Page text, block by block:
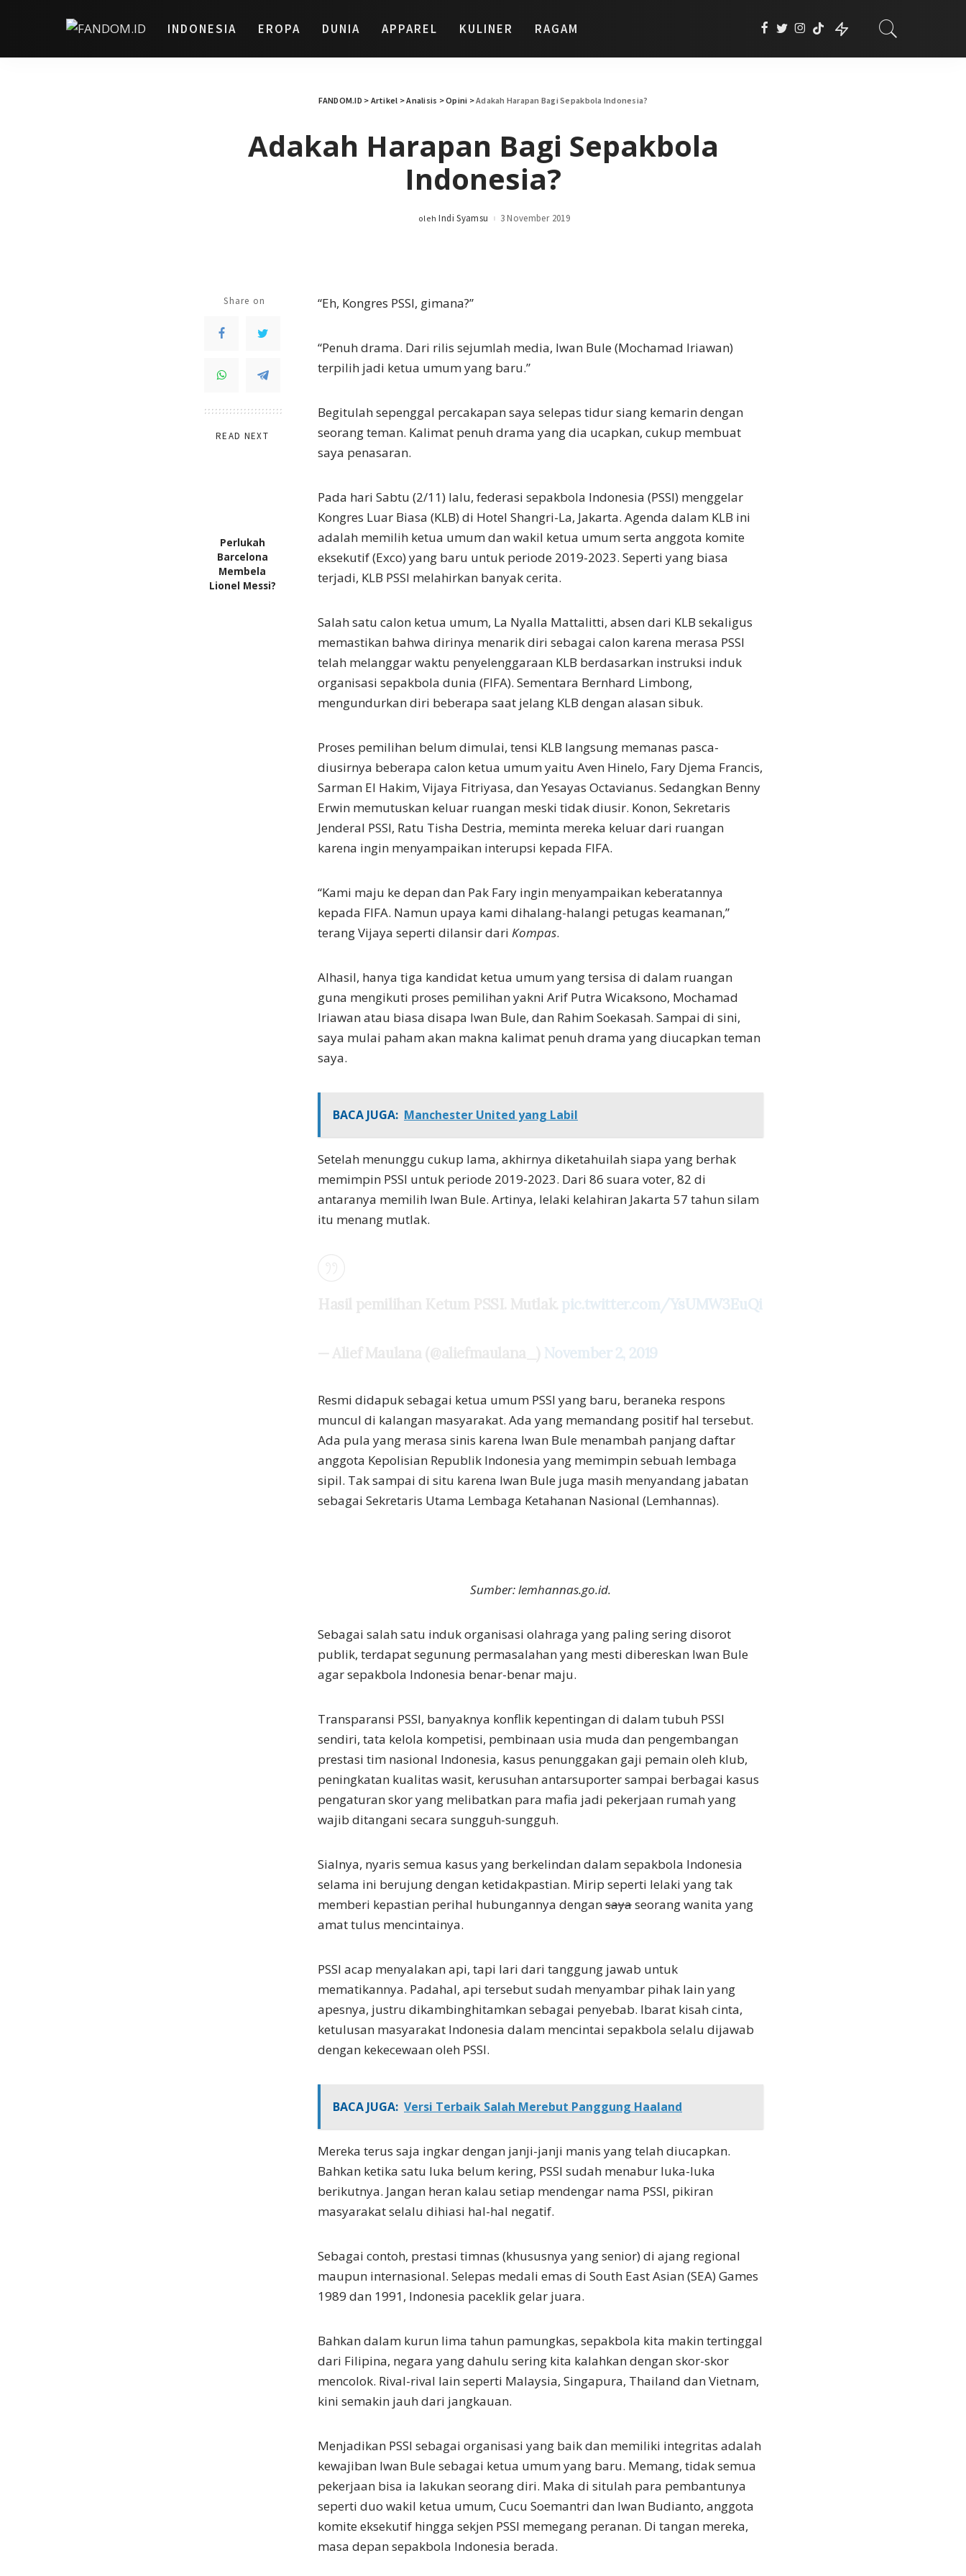
INDONESIA EROPA DUNIA APPAREL KULINER RAGAM
FANDOM.ID > Artikel >Analisis >Opini >Adakah Harapan Bagi Sepakbola Indonesia?
Adakah Harapan Bagi Sepakbola
Indonesia?
Posted
oleh Indi Syamsu 3 November 2019
Share on
READ NEXT
Perlukah
Barcelona
Membela
Lionel Messi?
“Eh, Kongres PSSI, gimana?”
“Penuh drama. Dari rilis sejumlah media, Iwan Bule (Mochamad Iriawan)
terpilih jadi ketua umum yang baru.”
Begitulah sepenggal percakapan saya selepas tidur siang kemarin dengan
seorang teman. Kalimat penuh drama yang dia ucapkan, cukup membuat
saya penasaran.
Pada hari Sabtu (2/11) lalu, federasi sepakbola Indonesia (PSSI) menggelar
Kongres Luar Biasa (KLB) di Hotel Shangri-La, Jakarta. Agenda dalam KLB ini
adalah memilih ketua umum dan wakil ketua umum serta anggota komite
eksekutif (Exco) yang baru untuk periode 2019-2023. Seperti yang biasa
terjadi, KLB PSSI melahirkan banyak cerita.
Salah satu calon ketua umum, La Nyalla Mattalitti, absen dari KLB sekaligus
memastikan bahwa dirinya menarik diri sebagai calon karena merasa PSSI
telah melanggar waktu penyelenggaraan KLB berdasarkan instruksi induk
organisasi sepakbola dunia (FIFA). Sementara Bernhard Limbong,
mengundurkan diri beberapa saat jelang KLB dengan alasan sibuk.
Proses pemilihan belum dimulai, tensi KLB langsung memanas pasca-
diusirnya beberapa calon ketua umum yaitu Aven Hinelo, Fary Djema Francis,
Sarman El Hakim, Vijaya Fitriyasa, dan Yesayas Octavianus. Sedangkan Benny
Erwin memutuskan keluar ruangan meski tidak diusir. Konon, Sekretaris
Jenderal PSSI, Ratu Tisha Destria, meminta mereka keluar dari ruangan
karena ingin menyampaikan interupsi kepada FIFA.
“Kami maju ke depan dan Pak Fary ingin menyampaikan keberatannya
kepada FIFA. Namun upaya kami dihalang-halangi petugas keamanan,”
terang Vijaya seperti dilansir dari Kompas.
Alhasil, hanya tiga kandidat ketua umum yang tersisa di dalam ruangan
guna mengikuti proses pemilihan yakni Arif Putra Wicaksono, Mochamad
Iriawan atau biasa disapa Iwan Bule, dan Rahim Soekasah. Sampai di sini,
saya mulai paham akan makna kalimat penuh drama yang diucapkan teman
saya.
BACA JUGA: Manchester United yang Labil
Setelah menunggu cukup lama, akhirnya diketahuilah siapa yang berhak
memimpin PSSI untuk periode 2019-2023. Dari 86 suara voter, 82 di
antaranya memilih Iwan Bule. Artinya, lelaki kelahiran Jakarta 57 tahun silam
itu menang mutlak.
pic.twitter.com/YsUMW3EuQi
November 2, 2019
Resmi didapuk sebagai ketua umum PSSI yang baru, beraneka respons
muncul di kalangan masyarakat. Ada yang memandang positif hal tersebut.
Ada pula yang merasa sinis karena Iwan Bule menambah panjang daftar
anggota Kepolisian Republik Indonesia yang memimpin sebuah lembaga
sipil. Tak sampai di situ karena Iwan Bule juga masih menyandang jabatan
sebagai Sekretaris Utama Lembaga Ketahanan Nasional (Lemhannas).
Sumber: lemhannas.go.id.
Sebagai salah satu induk organisasi olahraga yang paling sering disorot
publik, terdapat segunung permasalahan yang mesti dibereskan Iwan Bule
agar sepakbola Indonesia benar-benar maju.
Transparansi PSSI, banyaknya konflik kepentingan di dalam tubuh PSSI
sendiri, tata kelola kompetisi, pembinaan usia muda dan pengembangan
prestasi tim nasional Indonesia, kasus penunggakan gaji pemain oleh klub,
peningkatan kualitas wasit, kerusuhan antarsuporter sampai berbagai kasus
pengaturan skor yang melibatkan para mafia jadi pekerjaan rumah yang
wajib ditangani secara sungguh-sungguh.
Sialnya, nyaris semua kasus yang berkelindan dalam sepakbola Indonesia
selama ini berujung dengan ketidakpastian. Mirip seperti lelaki yang tak
memberi kepastian perihal hubungannya dengansayaseorang wanita yang
amat tulus mencintainya.
PSSI acap menyalakan api, tapi lari dari tanggung jawab untuk
mematikannya. Padahal, api tersebut sudah menyambar pihak lain yang
apesnya, justru dikambinghitamkan sebagai penyebab. Ibarat kisah cinta,
ketulusan masyarakat Indonesia dalam mencintai sepakbola selalu dijawab
dengan kekecewaan oleh PSSI.
BACA JUGA: Versi Terbaik Salah Merebut Panggung Haaland
Mereka terus saja ingkar dengan janji-janji manis yang telah diucapkan.
Bahkan ketika satu luka belum kering, PSSI sudah menabur luka-luka
berikutnya. Jangan heran kalau setiap mendengar nama PSSI, pikiran
masyarakat selalu dihiasi hal-hal negatif.
Sebagai contoh, prestasi timnas (khususnya yang senior) di ajang regional
maupun internasional. Selepas medali emas di South East Asian (SEA) Games
1989 dan 1991, Indonesia paceklik gelar juara.
Bahkan dalam kurun lima tahun pamungkas, sepakbola kita makin tertinggal
dari Filipina, negara yang dahulu sering kita kalahkan dengan skor-skor
mencolok. Rival-rival lain seperti Malaysia, Singapura, Thailand dan Vietnam,
kini semakin jauh dari jangkauan.
Menjadikan PSSI sebagai organisasi yang baik dan memiliki integritas adalah
kewajiban Iwan Bule sebagai ketua umum yang baru. Memang, tidak semua
pekerjaan bisa ia lakukan seorang diri. Maka di situlah para pembantunya
seperti duo wakil ketua umum, Cucu Soemantri dan Iwan Budianto, anggota
komite eksekutif hingga sekjen PSSI memegang peranan. Di tangan mereka,
masa depan sepakbola Indonesia berada.